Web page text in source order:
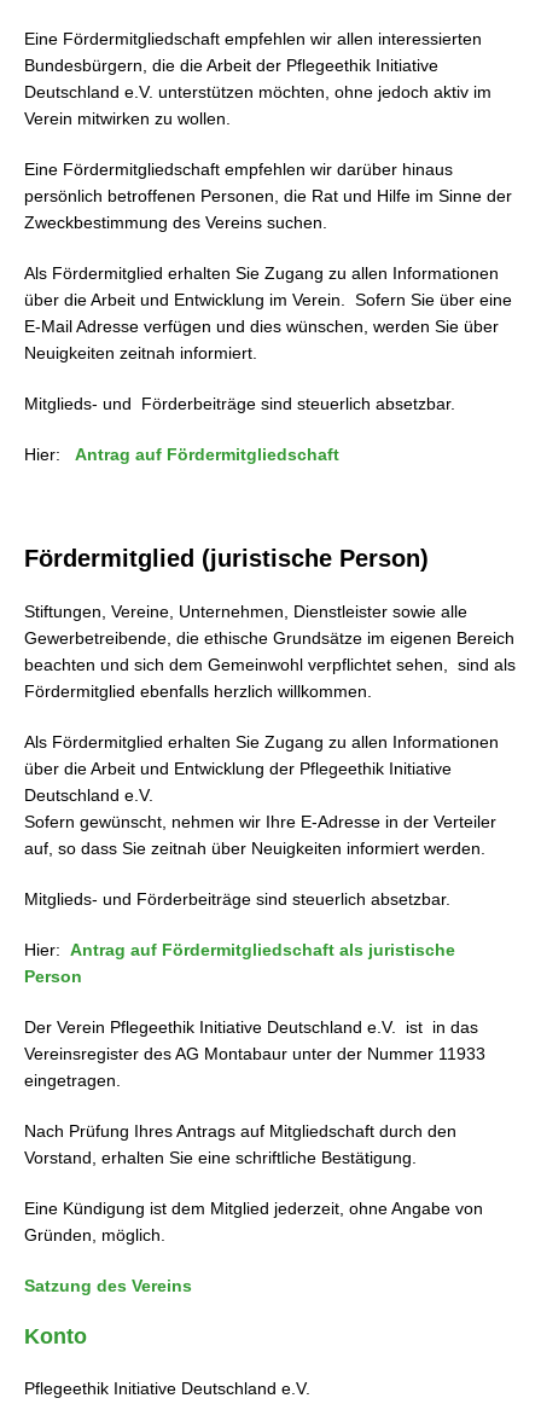
Eine Fördermitgliedschaft empfehlen wir allen interessierten
Bundesbürgern, die die Arbeit der Pflegeethik Initiative
Deutschland e.V. unterstützen möchten, ohne jedoch aktiv im
Verein mitwirken zu wollen.
Eine Fördermitgliedschaft empfehlen wir darüber hinaus
persönlich betroffenen Personen, die Rat und Hilfe im Sinne der
Zweckbestimmung des Vereins suchen.
Als Fördermitglied erhalten Sie Zugang zu allen Informationen
über die Arbeit und Entwicklung im Verein. Sofern Sie über eine
E-Mail Adresse verfügen und dies wünschen, werden Sie über
Neuigkeiten zeitnah informiert.
Mitglieds- und Förderbeiträge sind steuerlich absetzbar.
Hier: Antrag auf Fördermitgliedschaft
Fördermitglied (juristische Person)
Stiftungen, Vereine, Unternehmen, Dienstleister sowie alle
Gewerbetreibende, die ethische Grundsätze im eigenen Bereich
beachten und sich dem Gemeinwohl verpflichtet sehen, sind als
Fördermitglied ebenfalls herzlich willkommen.
Als Fördermitglied erhalten Sie Zugang zu allen Informationen
über die Arbeit und Entwicklung der Pflegeethik Initiative
Deutschland e.V.
Sofern gewünscht, nehmen wir Ihre E-Adresse in der Verteiler
auf, so dass Sie zeitnah über Neuigkeiten informiert werden.
Mitglieds- und Förderbeiträge sind steuerlich absetzbar.
Hier: Antrag auf Fördermitgliedschaft als juristische
Person
Der Verein Pflegeethik Initiative Deutschland e.V. ist in das
Vereinsregister des AG Montabaur unter der Nummer 11933
eingetragen.
Nach Prüfung Ihres Antrags auf Mitgliedschaft durch den
Vorstand, erhalten Sie eine schriftliche Bestätigung.
Eine Kündigung ist dem Mitglied jederzeit, ohne Angabe von
Gründen, möglich.
Satzung des Vereins
Konto
Pflegeethik Initiative Deutschland e.V.